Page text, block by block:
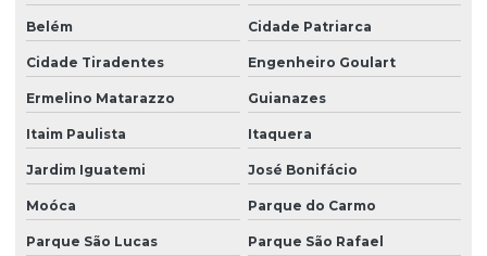
Gerenciamento de resíduos industriais em são paulo
Gerenciamento de resíduos químicos
Gerenciamento de resíduos em são paulo
Inventario fauna e flora
Inventário de resíduos
Inventário de resíduos em são paulo
Belém Cidade Patriarca
Cidade Tiradentes Engenheiro Goulart
Ermelino Matarazzo Guianazes
Itaim Paulista Itaquera
Jardim Iguatemi José Bonifácio
Moóca Parque do Carmo
Parque São Lucas Parque São Rafael